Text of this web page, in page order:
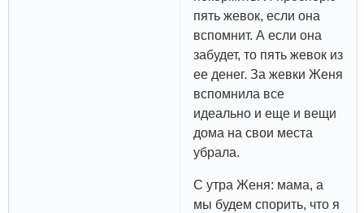
пять жевок, если она
вспомнит. А если она
забудет, то пять жевок из
ее денег. За жевки Женя
вспомнила все
идеально и еще и вещи
дома на свои места
убрала.
С утра Женя: мама, а
мы будем спорить, что я